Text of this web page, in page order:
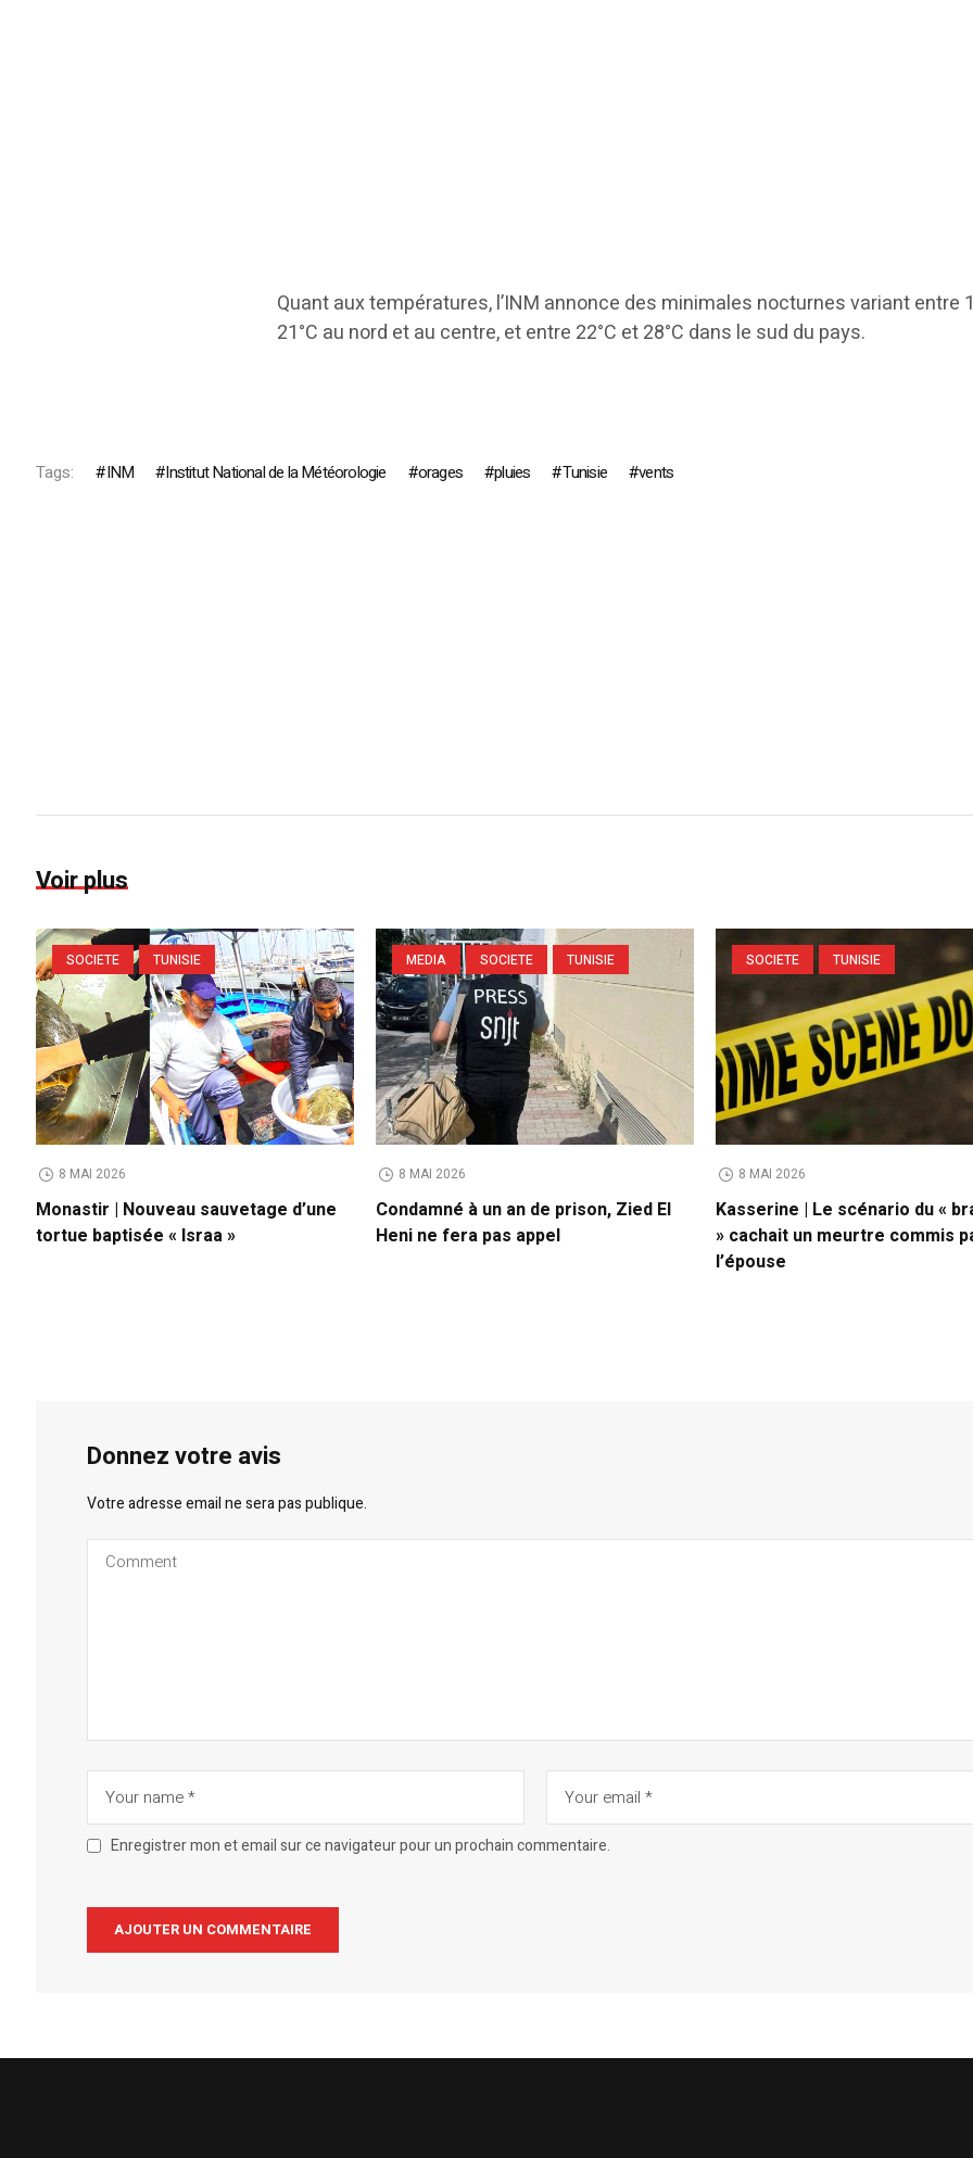
Quant aux températures, l’INM annonce des minimales nocturnes variant entre
21°C au nord et au centre, et entre 22°C et 28°C dans le sud du pays.
Tags: INM Institut National de la Météorologie orages pluies Tunisie vents
Voir plus
SOCIETE TUNISIE
8 MAI 2026
Monastir | Nouveau sauvetage d’une
tortue baptisée « Israa »
MEDIA SOCIETE TUNISIE
8 MAI 2026
Condamné à un an de prison, Zied El
Heni ne fera pas appel
SOCIETE TUNISIE
8 MAI 2026
Kasserine | Le scénario du «
» cachait un meurtre commis
l’épouse
Donnez votre avis
Votre adresse email ne sera pas publique.
Enregistrer mon et email sur ce navigateur pour un prochain commentaire.